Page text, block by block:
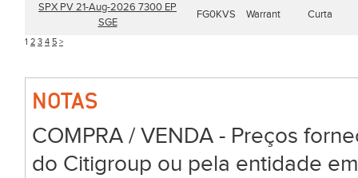
SPX PV 21-Aug-2026 7300 EP
SGE
FG0KVS Warrant Curta
1 2 3 4 5 >
NOTAS
COMPRA / VENDA - Preços
do Citigroup ou pela entidade